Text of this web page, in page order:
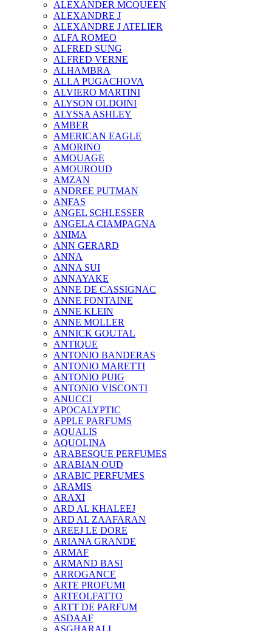
ALEXANDER MCQUEEN
ALEXANDRE J
ALEXANDRE J ATELIER
ALFA ROMEO
ALFRED SUNG
ALFRED VERNE
ALHAMBRA
ALLA PUGACHOVA
ALVIERO MARTINI
ALYSON OLDOINI
ALYSSA ASHLEY
AMBER
AMERICAN EAGLE
AMORINO
AMOUAGE
AMOUROUD
AMZAN
ANDREE PUTMAN
ANFAS
ANGEL SCHLESSER
ANGELA CIAMPAGNA
ANIMA
ANN GERARD
ANNA
ANNA SUI
ANNAYAKE
ANNE DE CASSIGNAC
ANNE FONTAINE
ANNE KLEIN
ANNE MOLLER
ANNICK GOUTAL
ANTIQUE
ANTONIO BANDERAS
ANTONIO MARETTI
ANTONIO PUIG
ANTONIO VISCONTI
ANUCCI
APOCALYPTIC
APPLE PARFUMS
AQUALIS
AQUOLINA
ARABESQUE PERFUMES
ARABIAN OUD
ARABIC PERFUMES
ARAMIS
ARAXI
ARD AL KHALEEJ
ARD AL ZAAFARAN
AREEJ LE DORE
ARIANA GRANDE
ARMAF
ARMAND BASI
ARROGANCE
ARTE PROFUMI
ARTEOLFATTO
ARTT DE PARFUM
ASDAAF
ASGHARALI